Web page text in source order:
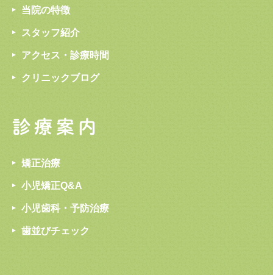
当院の特徴
スタッフ紹介
アクセス・診療時間
クリニックブログ
診療案内
矯正治療
小児矯正Q&A
小児歯科・予防治療
歯並びチェック